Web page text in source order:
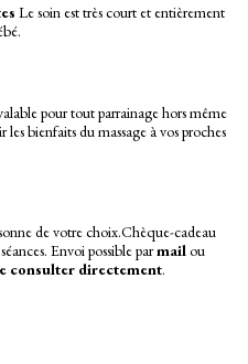
Le soin est très court et entièrement
pour tout parrainage hors même
bienfaits du massage à vos proches
de votre choix.Chèque-cadeau
Envoi possible parmailou
consulter directement.